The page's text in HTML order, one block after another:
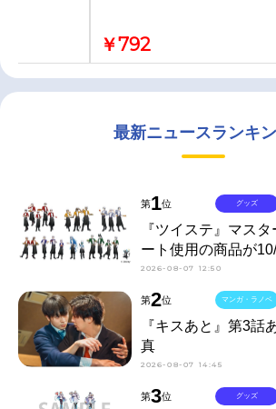
￥792
最新ニュースランキ
第1位
『ツイステ』マス
ート使用の商品が
2026-08-07 12:50
グッズ
第2位
『キスあと』第3話
真
2026-08-07 14:45
マンガ・ラノベ
第3位 グッズ